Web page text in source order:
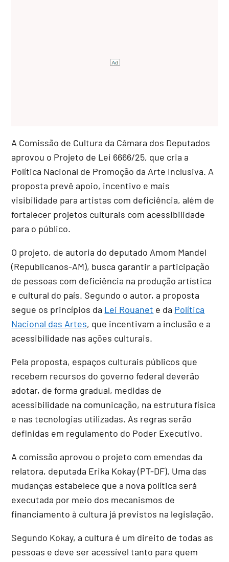
A Comissão de Cultura da Câmara dos Deputados
aprovou o Projeto de Lei 6666/25, que cria a
Política Nacional de Promoção da Arte Inclusiva. A
proposta prevê apoio, incentivo e mais
visibilidade para artistas com deficiência, além de
fortalecer projetos culturais com acessibilidade
para o público.
O projeto, de autoria do deputado Amom Mandel
(Republicanos-AM), busca garantir a participação
de pessoas com deficiência na produção artística
e cultural do país. Segundo o autor, a proposta
segue os princípios da Lei Rouanet e da Política
Nacional das Artes, que incentivam a inclusão e a
acessibilidade nas ações culturais.
Pela proposta, espaços culturais públicos que
recebem recursos do governo federal deverão
adotar, de forma gradual, medidas de
acessibilidade na comunicação, na estrutura física
e nas tecnologias utilizadas. As regras serão
definidas em regulamento do Poder Executivo.
A comissão aprovou o projeto com emendas da
relatora, deputada Erika Kokay (PT-DF). Uma das
mudanças estabelece que a nova política será
executada por meio dos mecanismos de
financiamento à cultura já previstos na legislação.
Segundo Kokay, a cultura é um direito de todas as
pessoas e deve ser acessível tanto para quem